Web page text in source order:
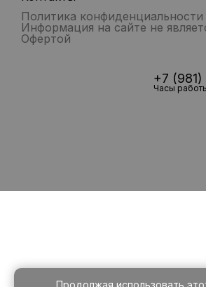
Политика конфиденциальности
Информация на сайте не
Офертой
+7
Часы
Продолжая использовать